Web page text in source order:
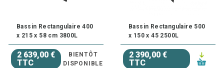
Bassin Rectangulaire 400
x 215 x 58 cm 3800L
2 639,00 €
TTC
BIENTÔT
DISPONIBLE
Bassin Rectangulaire 500
x 150 x 45 2500L
2 390,00 €
TTC